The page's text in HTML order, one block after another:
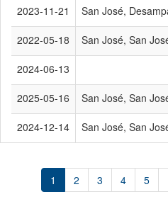
2023-11-21 San José,
2022-05-18 San José, San
2024-06-13
2025-05-16 San José, San
2024-12-14 San José, San
1 2 3 4 5